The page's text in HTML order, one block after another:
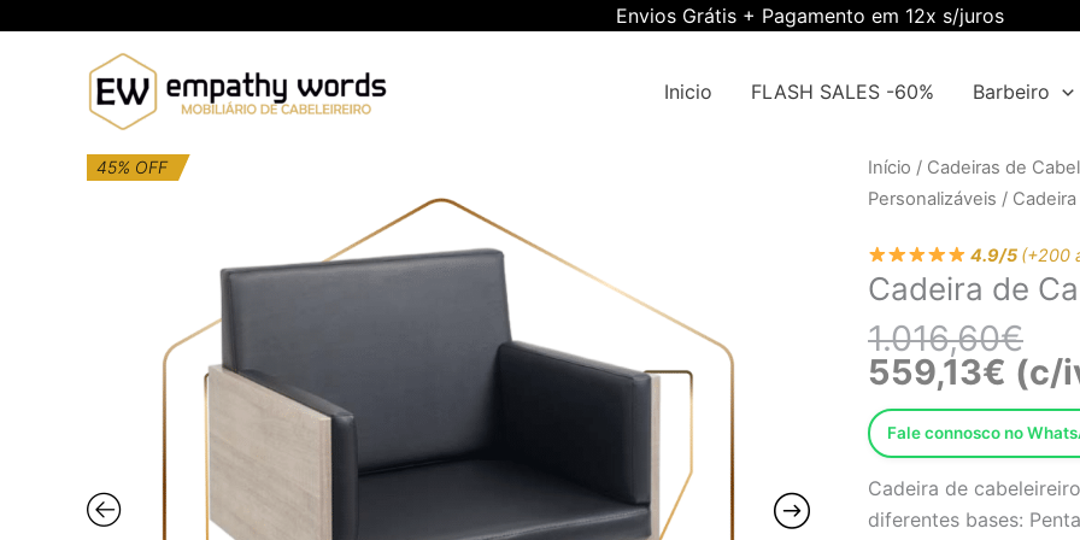
Envios Grátis + Pagamento em 12x s/juros
Inicio FLASH SALES -60% Barbeiro
45% OFF Início / Cadeiras de
Personalizáveis /
4.9/5 (+200
Cadeira de
1.016,60€
O
era:
O
é:
559,13€ (c/
Fale connosco no
Cadeira de
diferentes bases:
Quantidade
de
de
Cabeleireiro
Ewtk-
401013P